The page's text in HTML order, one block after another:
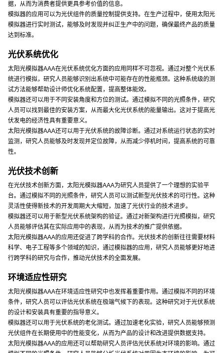
据，从而为消费者提供更具参考价值的信息。
模拟器的应用可以为光伏组件的质量控制提供支持。在生产过程中，使用太阳光
模拟器进行实时测试，能够及时发现并纠正生产中的问题，确保最终产品的质量
达到标准。
光伏系统优化
太阳光模拟器AAA在光伏系统优化方面的应用同样不可忽视。通过对整个光伏系
统进行模拟，研究人员能够识别出系统中可能存在的性能瓶颈。这种系统级的测
试方法能够帮助设计师优化系统配置，提高整体能效。
模拟器还可以用于不同安装角度和方位的测试。通过模拟不同的光照条件，研究
人员可以找到最佳的安装方案，从而最大化光伏系统的能量输出。这对于提高光
伏发电的经济性具有重要意义。
太阳光模拟器AAA还可以用于光伏系统的故障诊断。通过对系统运行状态的实时
监测，研究人员能够及时发现并定位故障，从而减少停机时间，提高系统的可靠
性。
光伏技术创新
在光伏技术创新方面，太阳光模拟器AAA为研究人员提供了一个理想的实验平
台。通过模拟不同的光照条件，研究人员可以测试新型光伏技术的可行性。这种
灵活性使得新技术的开发周期大大缩短，加速了光伏行业的技术进步。
模拟器还可以用于新型光伏系统架构的验证。通过对新架构进行光照模拟，研究
人员能够评估其在实际应用中的表现，从而为技术的推广提供依据。
太阳光模拟器AAA的应用还促进了跨学科的合作。光伏技术的创新往往需要材料
科学、电子工程等多个领域的知识，通过模拟器的应用，研究人员能够更好地进
行跨学科的研究与合作，推动光伏技术的全面发展。
环境适应性研究
太阳光模拟器AAA在环境适应性研究中也发挥着重要作用。通过模拟不同的环境
条件，研究人员可以评估光伏系统在极端气候下的表现。这种研究对于光伏系统
的设计和安装具有重要的指导意义。
模拟器还可以用于光伏系统的老化测试。通过加速老化实验，研究人员能够预测
光伏组件在长期使用中的性能变化，从而为产品的设计和改进提供数据支持。
太阳光模拟器AAA的应用还可以帮助研究人员评估光伏系统对环境的影响。通过